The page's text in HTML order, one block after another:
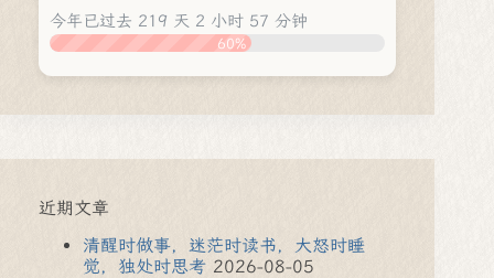
今年已过去 219 天 2 小时 57 分钟
60%
近期文章
清醒时做事，迷茫时读书，大怒时睡
觉，独处时思考 2026-08-05